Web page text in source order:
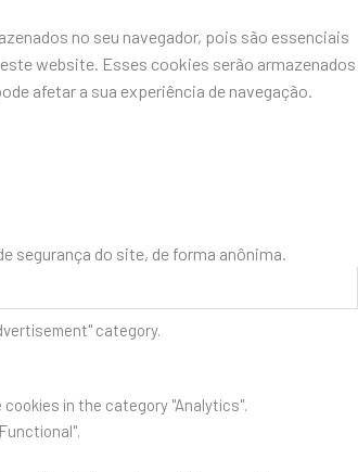
no seu navegador, pois são essenciais
website. Esses cookies serão armazenados
afetar a sua experiência de navegação.
segurança do site, de forma anônima.
category.
in the category "Analytics".